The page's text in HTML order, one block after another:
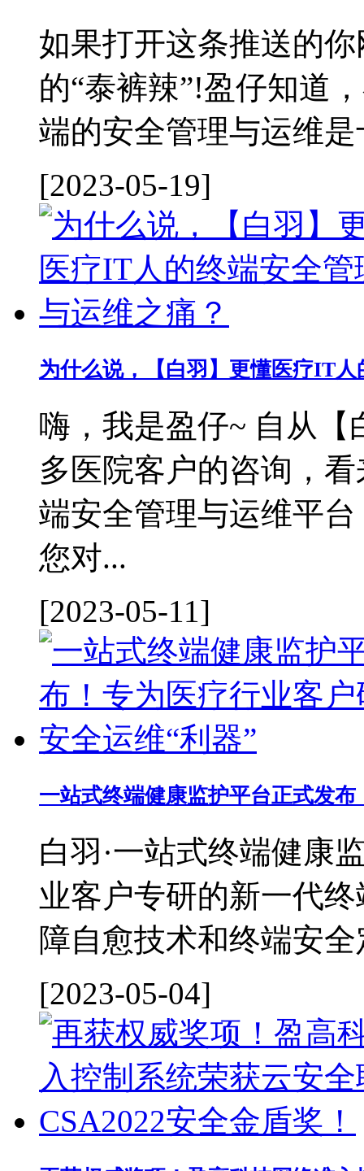
如果打开这条推送的
的“泰裤辣”!盈仔知道
端的安全管理与运维
[2023-05-19]
为什么说，【白羽】更懂医疗IT
嗨，我是盈仔~ 自从
多医院客户的咨询，
端安全管理与运维平
您对...
[2023-05-11]
一站式终端健康监护平台正式发
白羽·一站式终端健康
业客户专研的新一代
障自愈技术和终端安
[2023-05-04]